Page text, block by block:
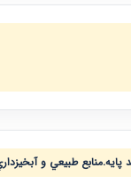
طبيعي و